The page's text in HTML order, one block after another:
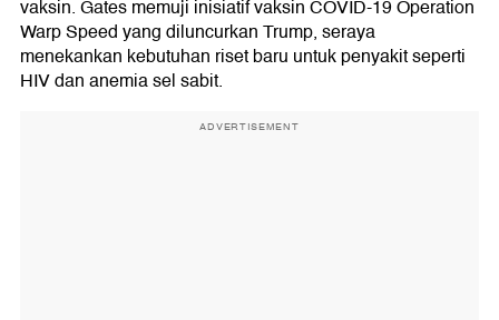
vaksin. Gates memuji inisiatif vaksin COVID-19 Operation
Warp Speed yang diluncurkan Trump, seraya
menekankan kebutuhan riset baru untuk penyakit seperti
HIV dan anemia sel sabit.
ADVERTISEMENT